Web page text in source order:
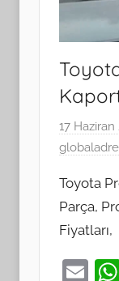
17
Toyota
Parça,
Fiyatları,
E